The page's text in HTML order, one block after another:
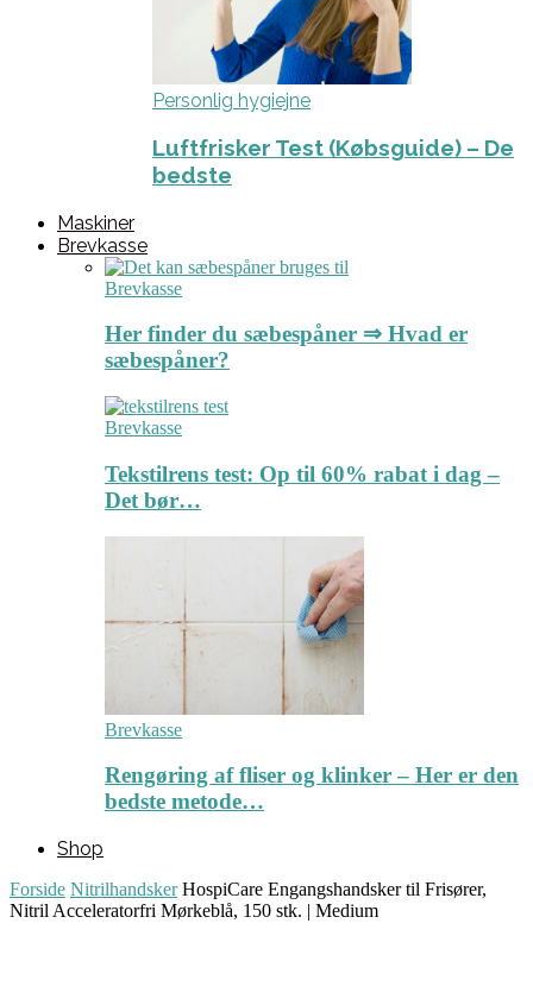
Personlig hygiejne
Luftfrisker Test (Købsguide) – De
bedste
Maskiner
Brevkasse
Brevkasse
Her finder du sæbespåner ⇒ Hvad er
sæbespåner?
Brevkasse
Tekstilrens test: Op til 60% rabat i dag –
Det bør…
Brevkasse
Rengøring af fliser og klinker – Her er den
bedste metode…
Shop
Forside Nitrilhandsker HospiCare Engangshandsker til Frisører,
Nitril Acceleratorfri Mørkeblå, 150 stk. | Medium